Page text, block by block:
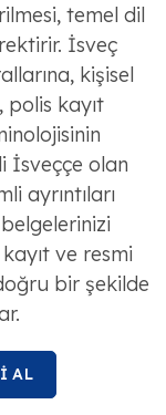
temel dil
İsveç
kişisel
polis kayıt
İsveççe olan
ayrıntıları
ve resmi
bir şekilde
AL